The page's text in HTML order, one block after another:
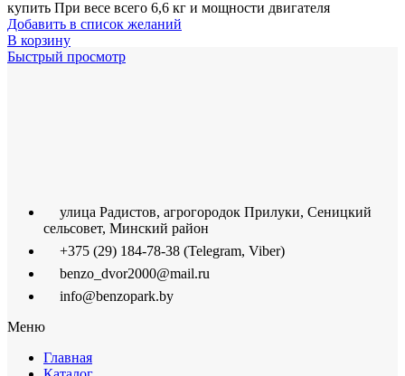
купить При весе всего 6,6 кг и мощности двигателя
Добавить в список желаний
В корзину
Быстрый просмотр
улица Радистов, агрогородок Прилуки, Сеницкий
сельсовет, Минский район
+375 (29) 184-78-38 (Telegram, Viber)
benzo_dvor2000@mail.ru
info@benzopark.by
Меню
Главная